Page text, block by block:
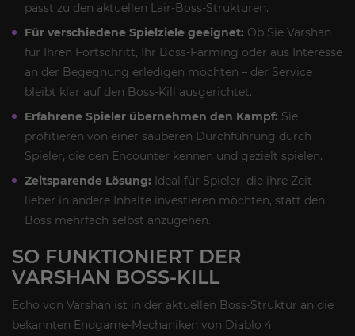
passt zu den aktuellen Lair-Boss-Strukturen.
Für verschiedene Spielziele geeignet: Ob Sie Varshan
für Ihren Fortschritt, Ihr Boss-Farming oder aus Interesse
an der Begegnung erledigen möchten – der Service
bleibt klar auf den Boss-Kill ausgerichtet.
Erfahrene Spieler übernehmen den Kampf: Sie
profitieren von einer sauberen Durchführung durch
Spieler, die den Encounter kennen und gezielt spielen.
Zeitsparende Lösung: Ideal für Spieler, die ihre Zeit
lieber in andere Inhalte investieren möchten, statt den
Boss mehrfach selbst anzugehen.
SO FUNKTIONIERT DER
VARSHAN BOSS-KILL
Echo von Varshan ist in der aktuellen Boss-Struktur an die
bekannten Endgame-Mechaniken von Diablo 4